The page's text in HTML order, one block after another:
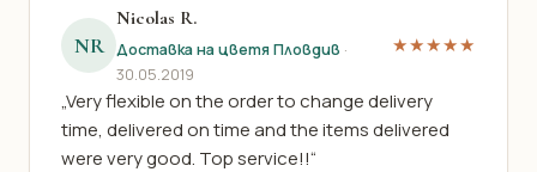
NR
Nicolas R.
Доставка на цветя Пловдив ·
30.05.2019
★★★★★
„Very flexible on the order to change delivery
time, delivered on time and the items delivered
were very good. Top service!!“